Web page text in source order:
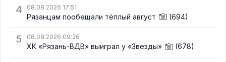
4 08.08.2026 17:51
Рязанцам пообещали тёплый август (694)
5 08.08.2026 09:26
ХК «Рязань-ВДВ» выиграл у «Звезды» (678)